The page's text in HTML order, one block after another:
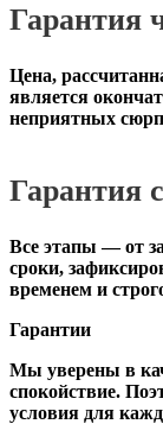
Гарантия
Цена,
является
неприятных
Гарантия
Все этапы — от
сроки,
временем и
Гарантии
Мы уверены в
спокойствие.
условия для